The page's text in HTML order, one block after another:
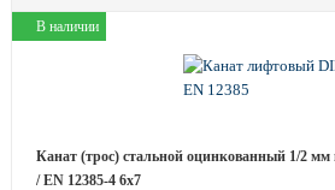
В наличии
Канат (трос) стальной оцинкованный 1/2
/ EN 12385-4 6x7